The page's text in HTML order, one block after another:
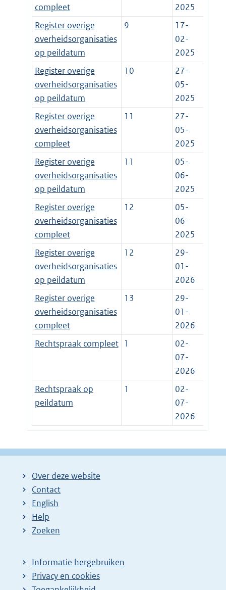
compleet
2025
Register overige
overheidsorganisaties
op peildatum
9
17-
02-
2025
Register overige
overheidsorganisaties
op peildatum
10
27-
05-
2025
Register overige
overheidsorganisaties
compleet
11
27-
05-
2025
Register overige
overheidsorganisaties
op peildatum
11
05-
06-
2025
Register overige
overheidsorganisaties
compleet
12
05-
06-
2025
Register overige
overheidsorganisaties
op peildatum
12
29-
01-
2026
Register overige
overheidsorganisaties
compleet
13
29-
01-
2026
Rechtspraak compleet
1
02-
07-
2026
Rechtspraak op
peildatum
1
02-
07-
2026
Over deze website
Contact
English
Help
Zoeken
Informatie hergebruiken
Privacy en cookies